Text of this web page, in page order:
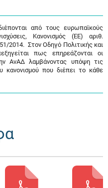
από τους ευρωπαϊκούς
Κανονισμός (ΕΕ) αριθ.
2014. Στον Οδηγό Πολιτικής και
πως επηρεάζονται οι
ΑνΑΔ λαμβάνοντας υπόψη τις
κανονισμού που διέπει το κάθε